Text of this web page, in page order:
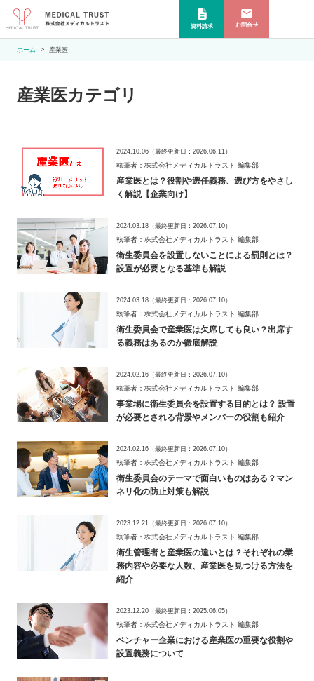
資料請求 お問合せ
ホーム 産業医
産業医カテゴリ
2024.10.06 （最終更新日： 2026.06.11）
執筆者：株式会社メディカルトラスト 編集部
産業医とは？役割や選任義務、選び方をやさし
く解説【企業向け】
2024.03.18 （最終更新日： 2026.07.10）
執筆者：株式会社メディカルトラスト 編集部
衛生委員会を設置しないことによる罰則とは？
設置が必要となる基準も解説
2024.03.18 （最終更新日： 2026.07.10）
執筆者：株式会社メディカルトラスト 編集部
衛生委員会で産業医は欠席しても良い？出席す
る義務はあるのか徹底解説
2024.02.16 （最終更新日： 2026.07.10）
執筆者：株式会社メディカルトラスト 編集部
事業場に衛生委員会を設置する目的とは？ 設置
が必要とされる背景やメンバーの役割も紹介
2024.02.16 （最終更新日： 2026.07.10）
執筆者：株式会社メディカルトラスト 編集部
衛生委員会のテーマで面白いものはある？マン
ネリ化の防止対策も解説
2023.12.21 （最終更新日： 2026.07.10）
執筆者：株式会社メディカルトラスト 編集部
衛生管理者と産業医の違いとは？それぞれの業
務内容や必要な人数、産業医を見つける方法を
紹介
2023.12.20 （最終更新日： 2025.06.05）
執筆者：株式会社メディカルトラスト 編集部
ベンチャー企業における産業医の重要な役割や
設置義務について